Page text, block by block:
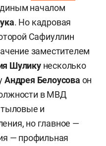
началом
. Но кадровая
Сафиуллин
заместителем
Шуликунесколько
Андрея Белоусова он
в МВД
тыловые и
но главное —
— профильная